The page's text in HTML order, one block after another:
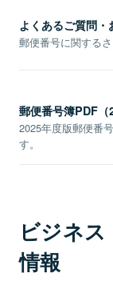
よくあるご質問・
郵便番号に関する
郵便番号簿PDF（
2025年度版郵便番
す。
ビジネ
情報